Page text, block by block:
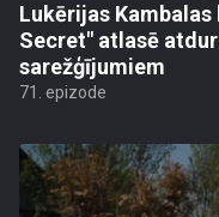
Lukērijas
Secret" atlasē
sarežģījumiem
71. epizode